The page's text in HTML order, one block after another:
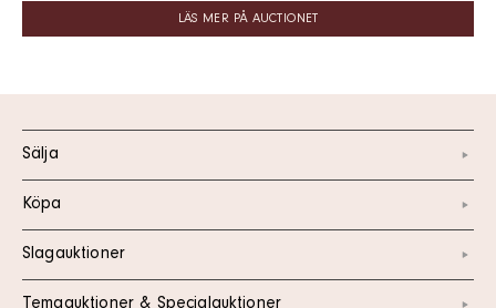
LÄS MER PÅ AUCTIONET
Sälja
Köpa
Slagauktioner